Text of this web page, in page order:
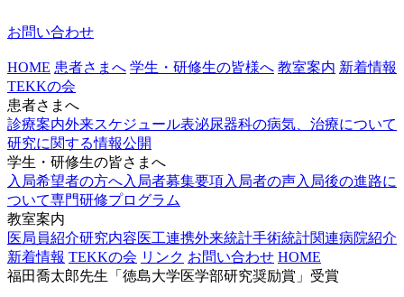
お問い合わせ
HOME 患者さまへ 学生・研修生の皆様へ 教室案内 新着情報
TEKKの会
患者さまへ
診療案内外来スケジュール表泌尿器科の病気、治療について
研究に関する情報公開
学生・研修生の皆さまへ
入局希望者の方へ入局者募集要項入局者の声入局後の進路に
ついて専門研修プログラム
教室案内
医局員紹介研究内容医工連携外来統計手術統計関連病院紹介
新着情報 TEKKの会 リンク お問い合わせ HOME
福田喬太郎先生「徳島大学医学部研究奨励賞」受賞